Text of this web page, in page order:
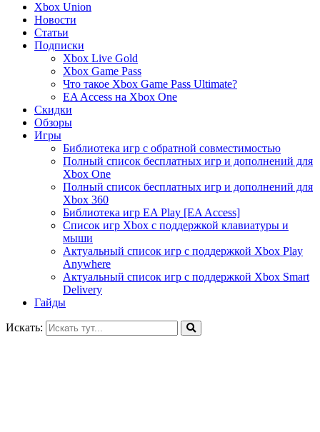
Xbox Union
Новости
Статьи
Подписки
Xbox Live Gold
Xbox Game Pass
Что такое Xbox Game Pass Ultimate?
EA Access на Xbox One
Скидки
Обзоры
Игры
Библиотека игр с обратной совместимостью
Полный список бесплатных игр и дополнений для
Xbox One
Полный список бесплатных игр и дополнений для
Xbox 360
Библиотека игр EA Play [EA Access]
Список игр Xbox c поддержкой клавиатуры и
мыши
Актуальный список игр с поддержкой Xbox Play
Anywhere
Актуальный список игр с поддержкой Xbox Smart
Delivery
Гайды
Искать: